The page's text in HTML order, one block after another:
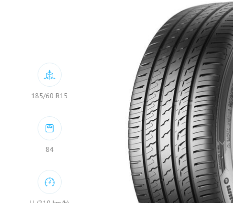
185/60 R15
84